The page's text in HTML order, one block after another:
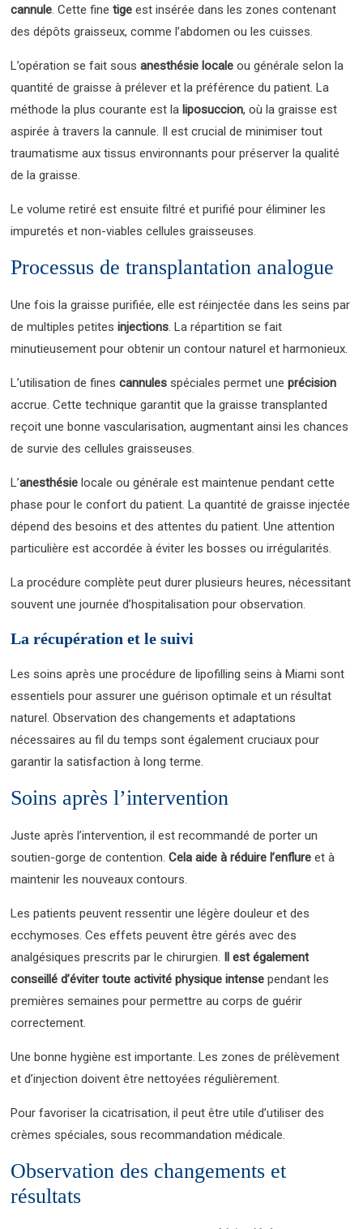
cannule. Cette finetige est insérée dans les zones contenant
des dépôts graisseux, comme l’abdomen ou les cuisses.
L’opération se fait sousanesthésie locale ou générale selon la
quantité de graisse à prélever et la préférence du patient. La
méthode la plus courante est la liposuccion, où la graisse est
aspirée à travers la cannule. Il est crucial de minimiser tout
traumatisme aux tissus environnants pour préserver la qualité
de la graisse.
Le volume retiré est ensuite filtré et purifié pour éliminer les
impuretés et non-viables cellules graisseuses.
Processus de transplantation analogue
Une fois la graisse purifiée, elle est réinjectée dans les seins par
de multiples petitesinjections. La répartition se fait
minutieusement pour obtenir un contour naturel et harmonieux.
L’utilisation de finescannules spéciales permet uneprécision
accrue. Cette technique garantit que la graisse transplanted
reçoit une bonne vascularisation, augmentant ainsi les chances
de survie des cellules graisseuses.
L’anesthésie locale ou générale est maintenue pendant cette
phase pour le confort du patient. La quantité de graisse injectée
dépend des besoins et des attentes du patient. Une attention
particulière est accordée à éviter les bosses ou irrégularités.
La procédure complète peut durer plusieurs heures, nécessitant
souvent une journée d’hospitalisation pour observation.
La récupération et le suivi
Les soins après une procédure de lipofilling seins à Miami sont
essentiels pour assurer une guérison optimale et un résultat
naturel. Observation des changements et adaptations
nécessaires au fil du temps sont également cruciaux pour
garantir la satisfaction à long terme.
Soins après l’intervention
Juste après l’intervention, il est recommandé de porter un
soutien-gorge de contention.Cela aide à réduire l’enflure et à
maintenir les nouveaux contours.
Les patients peuvent ressentir une légère douleur et des
ecchymoses. Ces effets peuvent être gérés avec des
analgésiques prescrits par le chirurgien. Il est également
conseillé d’éviter toute activité physique intense pendant les
premières semaines pour permettre au corps de guérir
correctement.
Une bonne hygiène est importante. Les zones de prélèvement
et d’injection doivent être nettoyées régulièrement.
Pour favoriser la cicatrisation, il peut être utile d’utiliser des
crèmes spéciales, sous recommandation médicale.
Observation des changements et
résultats